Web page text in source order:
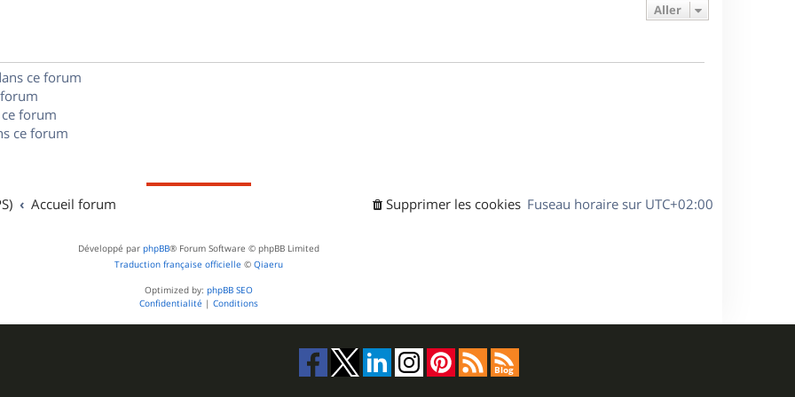
e
Aller
ce forum
forum
ce forum
Accueil forum Fuseau horaire sur UTC+02:00
Supprimer les cookies
Développé par phpBB® Forum Software © phpBB Limited
Traduction française officielle © Qiaeru
Optimized by: phpBB SEO
Confidentialité | Conditions